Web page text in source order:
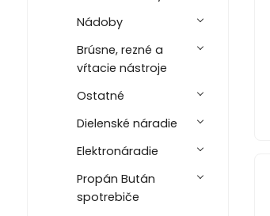
Nádoby
Brúsne, rezné a
vŕtacie nástroje
Ostatné
Dielenské náradie
Elektronáradie
Propán Bután
spotrebiče